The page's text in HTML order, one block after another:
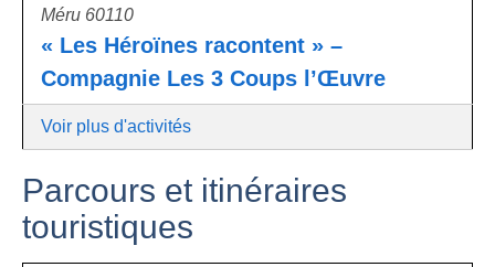
Méru 60110
« Les Héroïnes racontent » –
Compagnie Les 3 Coups l’Œuvre
Voir plus d'activités
Parcours et itinéraires
touristiques